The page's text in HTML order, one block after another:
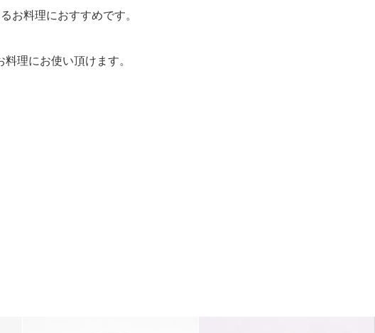
お料理におすすめです。
理にお使い頂けます。